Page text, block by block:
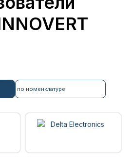
по номенклатуре